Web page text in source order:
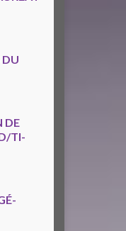
DU
DE
TI-